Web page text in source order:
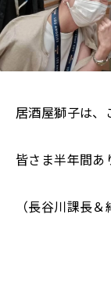
居酒屋獅子は、
皆さま半年間あ
（長谷川課長